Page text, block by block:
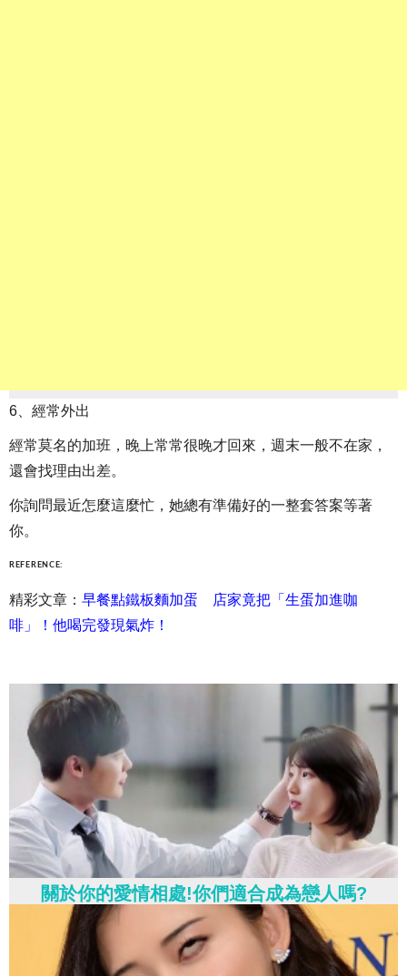
6、經常外出
經常莫名的加班，晚上常常很晚才回來，週末一般不在家，
還會找理由出差。
你詢問最近怎麼這麼忙，她總有準備好的一整套答案等著
你。
REFERENCE:
精彩文章： 早餐點鐵板麵加蛋 店家竟把「生蛋加進咖
啡」！他喝完發現氣炸！
關於你的愛情相處!你們適合成為戀人嗎?